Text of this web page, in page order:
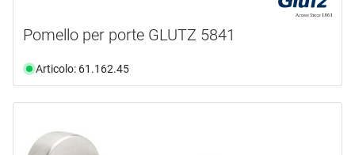
Pomello per porte GLUTZ 5841
Articolo: 61.162.45